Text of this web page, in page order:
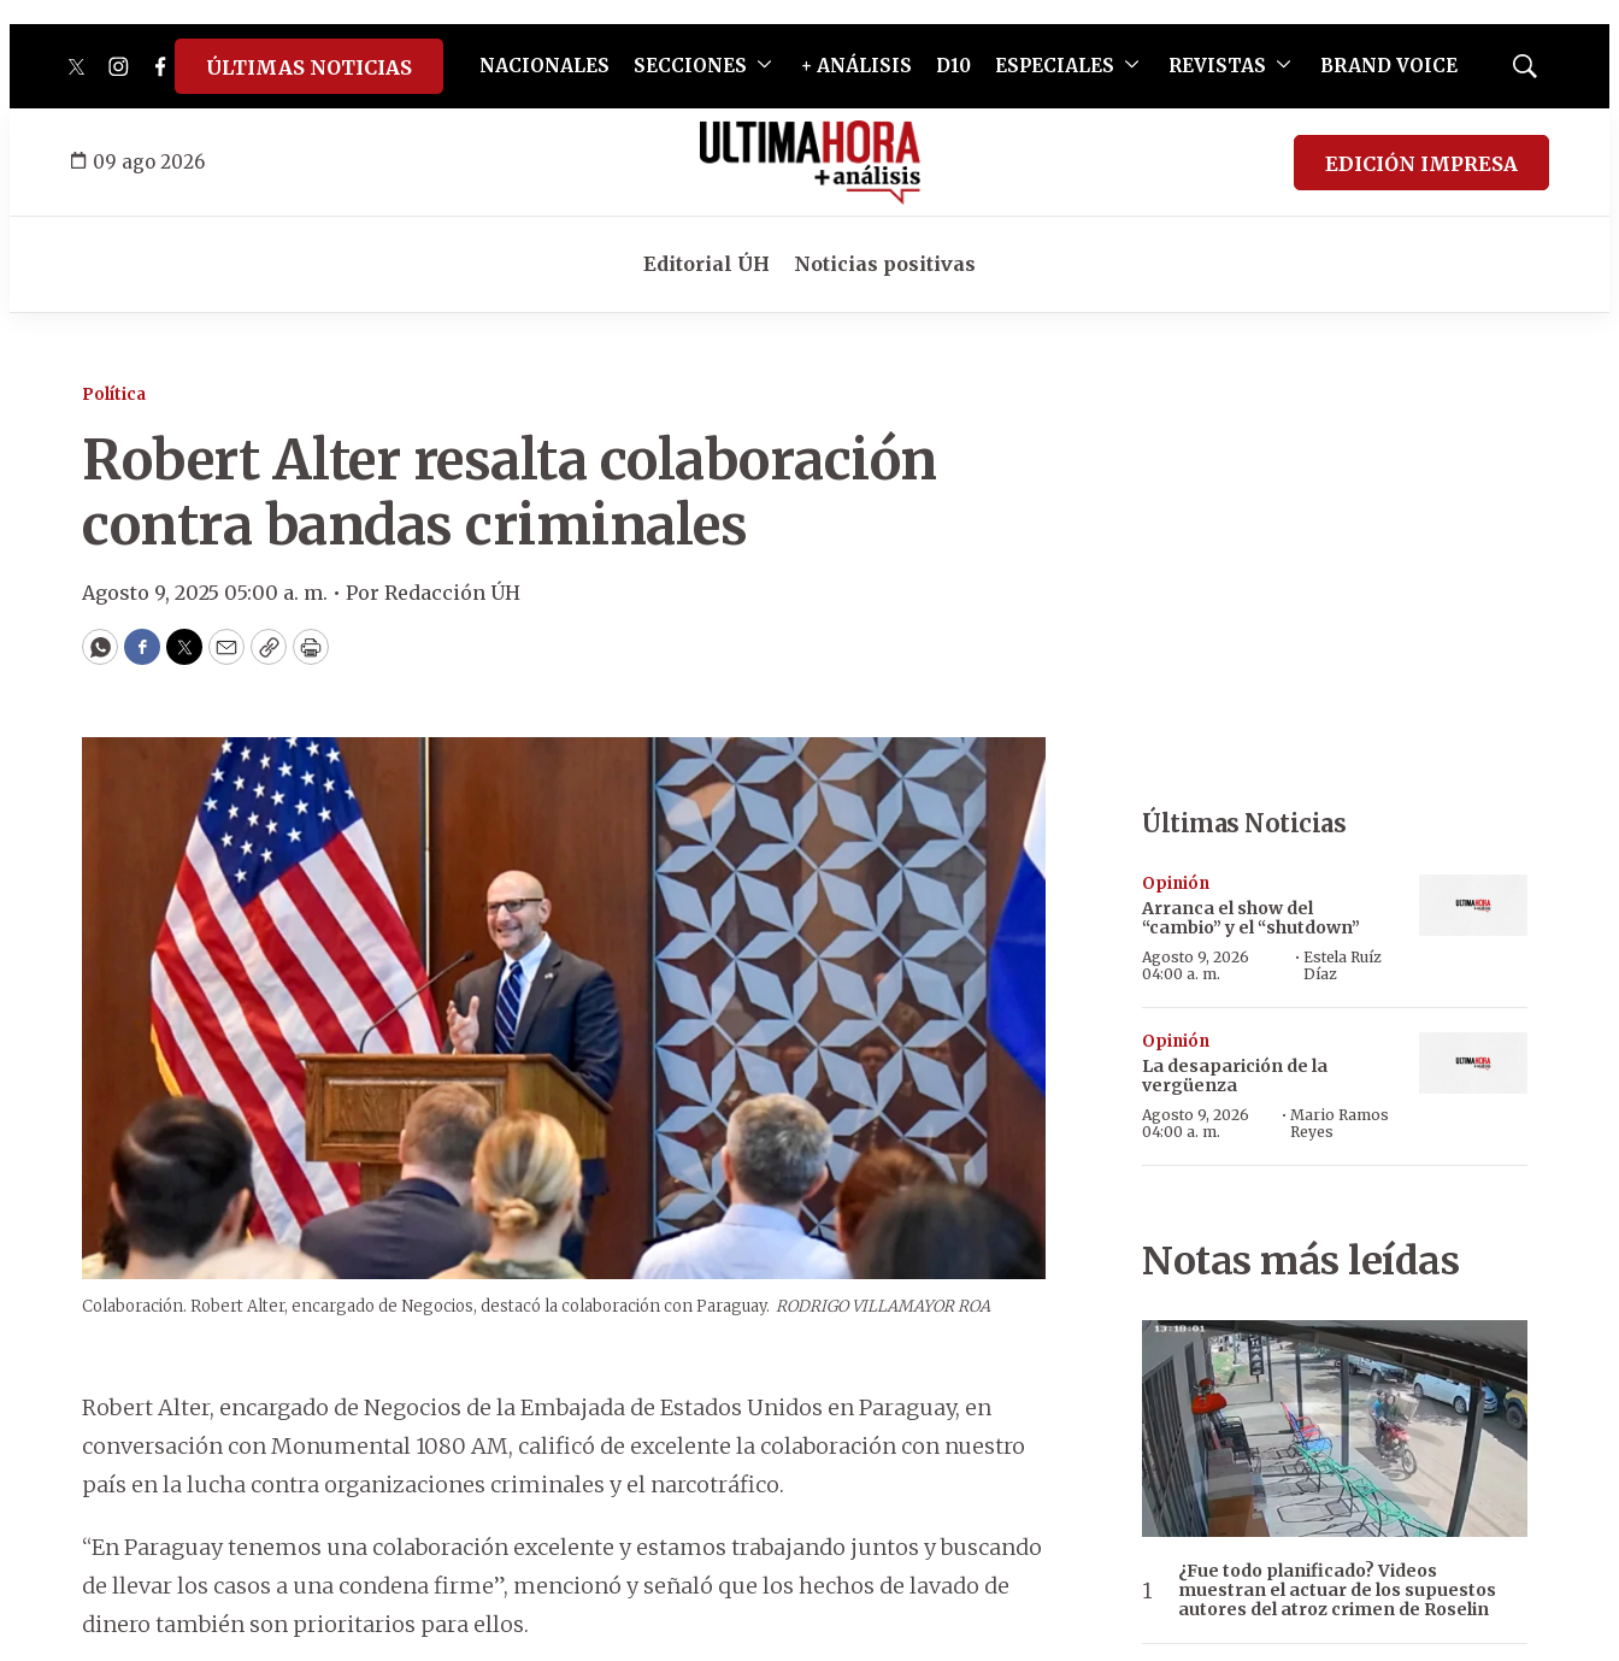
twitterinstagram
facebook
tiktokyoutube
spotify
ÚLTIMAS NOTICIAS NACIONALES SECCIONES + ANÁLISIS D10 ESPECIALES REVISTAS BRAND VOICE
Mostrar
09 ago 2026 EDICIÓN IMPRESA
Editorial ÚH Noticias positivas
Política
Robert Alter resalta colaboración
contra bandas criminales
Agosto 9, 2025 05:00 a. m. • Por Redacción ÚH
WhatsApp
Facebook
Twitter
EmailCopyPrint
Colaboración. Robert Alter, encargado de Negocios, destacó la colaboración con Paraguay. RODRIGO VILLAMAYOR ROA
Robert Alter, encargado de Negocios de la Embajada de Estados Unidos en Paraguay, en
conversación con Monumental 1080 AM, calificó de excelente la colaboración con nuestro
país en la lucha contra organizaciones criminales y el narcotráfico.
“En Paraguay tenemos una colaboración excelente y estamos trabajando juntos y buscando
de llevar los casos a una condena firme”, mencionó y señaló que los hechos de lavado de
dinero también son prioritarios para ellos.
Últimas Noticias
Opinión
Arranca el show del
“cambio” y el “shutdown”
Agosto 9, 2026
04:00 a. m.
·Estela Ruíz
Díaz
Opinión
La desaparición de la
vergüenza
Agosto 9, 2026
04:00 a. m.
· Mario Ramos
Reyes
Notas más leídas
¿Fue todo planificado? Videos
muestran el actuar de los supuestos
autores del atroz crimen de Roselin